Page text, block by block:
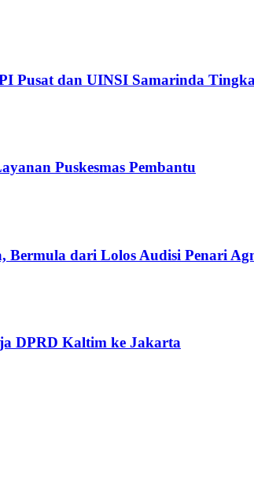
Pusat dan UINSI Samarinda
Puskesmas Pembantu
Bermula dari Lolos Audisi Penari
DPRD Kaltim ke Jakarta